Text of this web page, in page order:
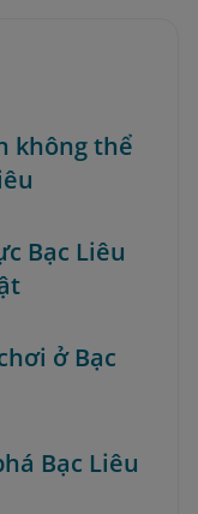
không thể
Bạc Liêu
ở Bạc
Bạc Liêu